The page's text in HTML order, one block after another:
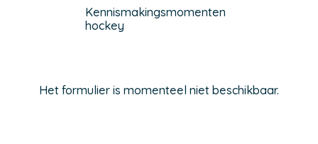
Kennismakingsmomenten
hockey
Het formulier is momenteel niet beschikbaar.